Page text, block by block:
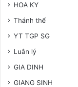
HOA KY
Thánh thể
YT TGP SG
Luân lý
GIA DINH
GIANG SINH